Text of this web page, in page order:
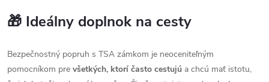
🎁 Ideálny doplnok na cesty
Bezpečnostný popruh s TSA zámkom je neoceniteľným
pomocníkom pre všetkých, ktorí často cestujú a chcú mať istotu,